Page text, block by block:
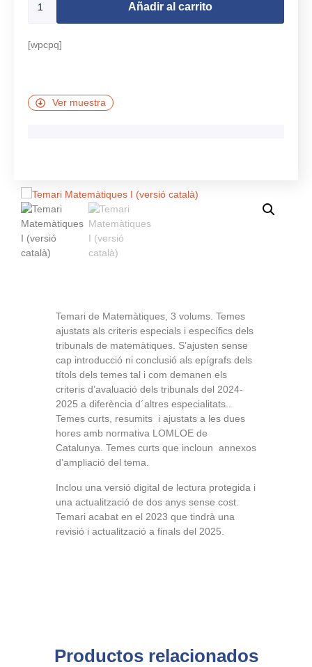
Añadir al carrito
[wpcpq]
Ver muestra
Temari de Matemàtiques, 3 volums. Temes
ajustats als criteris especials i específics dels
tribunals de matemàtiques. S’ajusten sense
cap introducció ni conclusió als epígrafs dels
títols dels temes tal i com demanen els
criteris d’avaluació dels tribunals del 2024-
2025 a diferència d´altres especialitats..
Temes curts, resumits i ajustats a les dues
hores amb normativa LOMLOE de
Catalunya. Temes curts que incloun annexos
d’ampliació del tema.
Inclou una versió digital de lectura protegida i
una actualització de dos anys sense cost.
Temari acabat en el 2023 que tindrà una
revisió i actualització a finals del 2025.
Productos relacionados